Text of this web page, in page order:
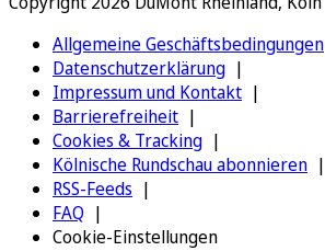
Allgemeine Geschäftsbedingungen
Datenschutzerklärung
Impressum und Kontakt
Barrierefreiheit
Cookies & Tracking
Kölnische Rundschau abonnieren
RSS-Feeds
FAQ
Cookie-Einstellungen